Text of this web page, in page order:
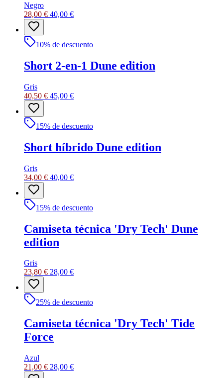
Negro
28,00 € 40,00 €
10% de descuento
Short 2-en-1 Dune edition
Gris
40,50 € 45,00 €
15% de descuento
Short híbrido Dune edition
Gris
34,00 € 40,00 €
15% de descuento
Camiseta técnica 'Dry Tech' Dune
edition
Gris
23,80 € 28,00 €
25% de descuento
Camiseta técnica 'Dry Tech' Tide
Force
Azul
21,00 € 28,00 €